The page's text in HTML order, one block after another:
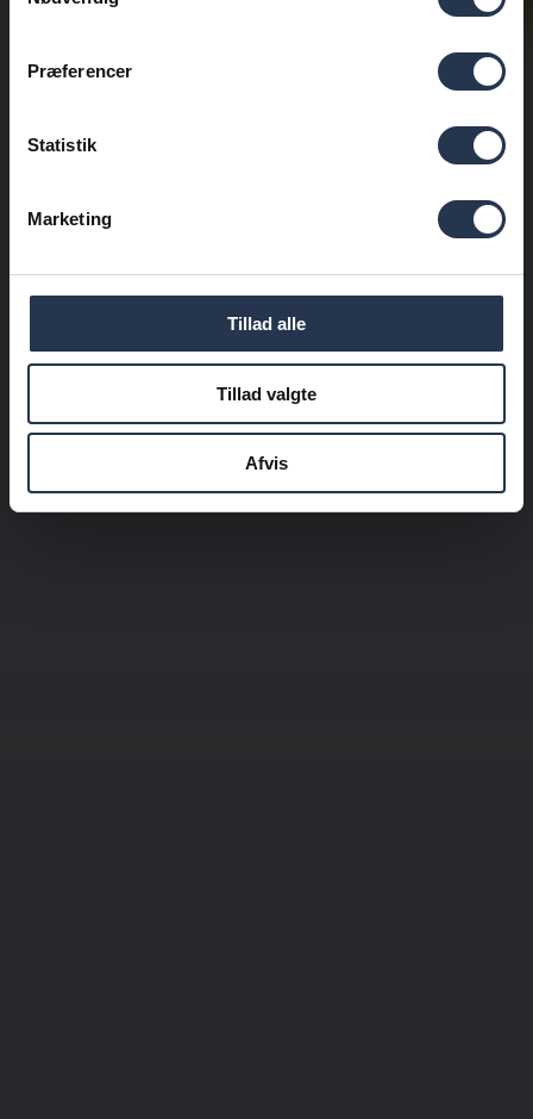
Præferencer
Statistik
Marketing
Tillad alle
Tillad valgte
Afvis